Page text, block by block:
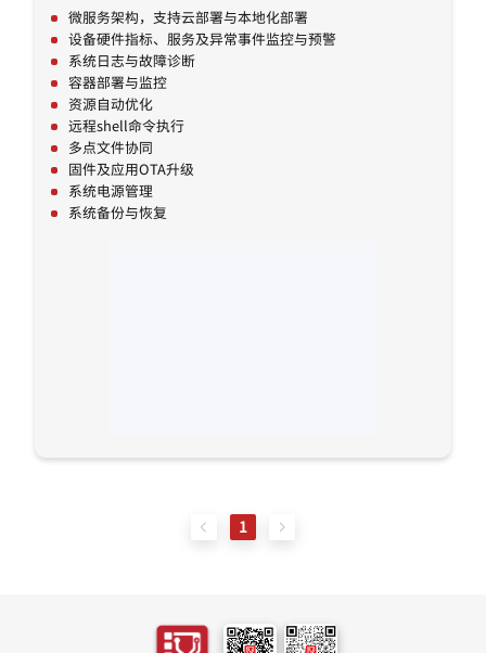
微服务架构，支持云部署与本地化部署
设备硬件指标、服务及异常事件监控与预警
系统日志与故障诊断
容器部署与监控
资源自动优化
远程shell命令执行
多点文件协同
固件及应用OTA升级
系统电源管理
系统备份与恢复
1